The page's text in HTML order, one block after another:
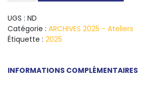
UGS : ND
Catégorie : ARCHIVES 2025 - Ateliers
Étiquette : 2025
INFORMATIONS COMPLÉMENTAIRES